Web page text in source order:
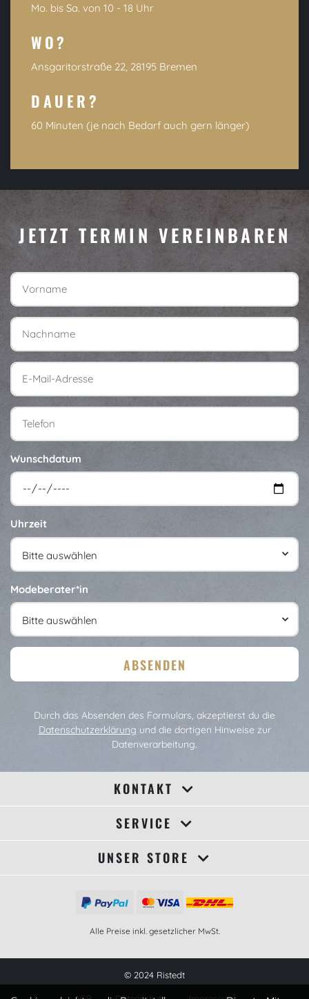
Mo. bis Sa. von 10 - 18 Uhr
WO?
Ansgaritorstraße 22, 28195 Bremen
DAUER?
60 Minuten (je nach Bedarf auch gern länger)
JETZT TERMIN VEREINBAREN
Vorname
Nachname
E-Mail-Adresse
Telefon
Wunschdatum
Uhrzeit
Modeberater*in
ABSENDEN
Durch das Absenden des Formulars, akzeptierst du die
Datenschutzerklärung und die dortigen Hinweise zur
Datenverarbeitung.
KONTAKT
SERVICE
UNSER STORE
Alle Preise inkl. gesetzlicher MwSt.
© 2024 Ristedt